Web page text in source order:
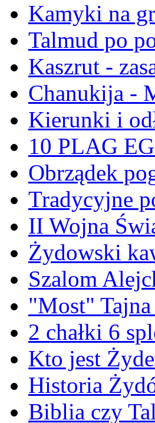
Kamyki na
Talmud po
Kaszrut -
Chanukija -
Kierunki i
10 PLAG
Obrządek
Tradycyjne
II Wojna
Żydowski
Szalom
"Most" Tajna
2 chałki 6
Kto jest
Historia
Biblia czy